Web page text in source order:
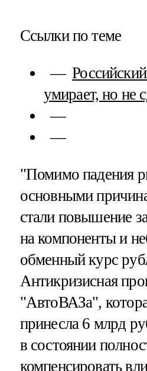
Ссылки по теме
умирает, но не
"Помимо падения
основными
стали повышение
на компоненты и
обменный курс
Антикризисная
"АвтоВАЗа",
принесла 6 млрд
в состоянии
компенсировать